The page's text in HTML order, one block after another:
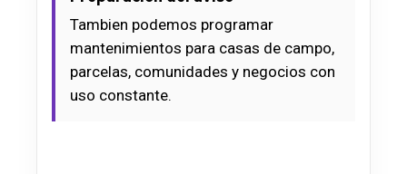
Tambien podemos programar
mantenimientos para casas de campo,
parcelas, comunidades y negocios con
uso constante.